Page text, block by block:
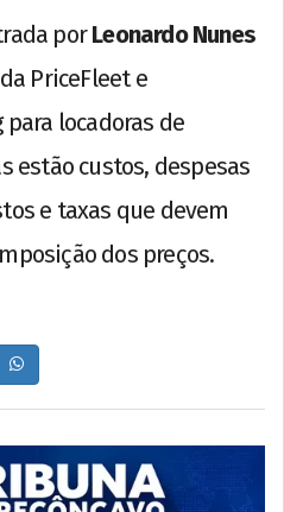
porLeonardo Nunes
PriceFleet e
locadoras de
estão custos, despesas
e taxas que devem
dos preços.